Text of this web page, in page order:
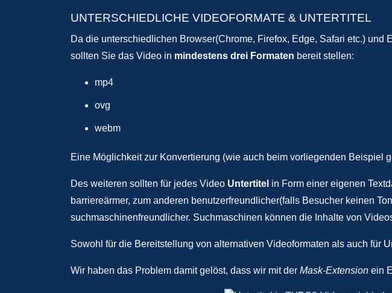
UNTERSCHIEDLICHE VIDEOFORMATE & UNTERTITEL
Da die unterschiedlichen Browser(Chrome, Firefox, Edge, Safari etc.)
sollten Sie das Video in mindestens drei Formaten bereit stellen:
mp4
ovg
webm
Eine Möglichkeit zur Konvertierung (wie auch beim vorliegenden Beispiel
Des weiteren sollten für jedes Video Untertitel in Form einer eigenen
barriereärmer, zum anderen benutzerfreundlicher(falls Besucher keinen
suchmaschinenfreundlicher. Suchmaschinen können die Inhalte von
Sowohl für die Bereitstellung von alternativen Videoformaten als auch für
Wir haben das Problem damit gelöst, dass wir mit der Mask-Extension ein